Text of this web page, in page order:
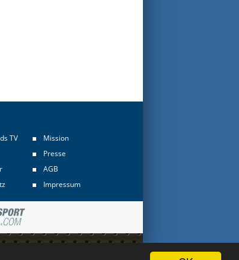
TV
Mission
Presse
AGB
Impressum